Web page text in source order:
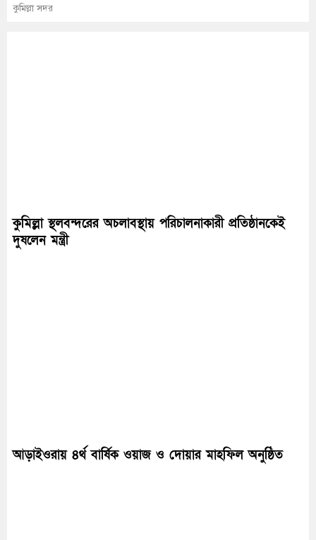
কুমিল্লা সদর
কুমিল্লা স্থলবন্দরের অচলাবস্থায় পরিচালনাকারী প্রতিষ্ঠানকেই
দুষলেন মন্ত্রী
আড়াইওরায় ৪র্থ বার্ষিক ওয়াজ ও দোয়ার মাহফিল অনুষ্ঠিত